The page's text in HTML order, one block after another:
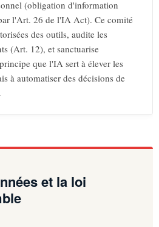
(obligation d'information
l'Art. 26 de l'IA Act). Ce comité
des outils, audite les
(Art. 12), et sanctuarise
que l'IA sert à élever les
à automatiser des décisions de
et la loi